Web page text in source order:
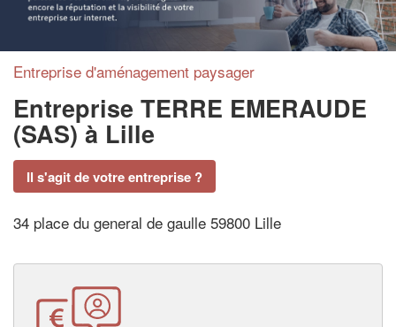
Entreprise d'aménagement paysager
Entreprise TERRE EMERAUDE
(SAS)à Lille
Il s'agit de votre entreprise ?
34 place du general de gaulle 59800 Lille